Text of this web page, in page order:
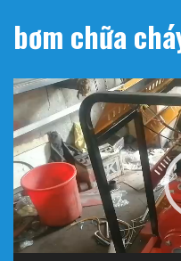
bơm chữa
Trình
chơi
Video